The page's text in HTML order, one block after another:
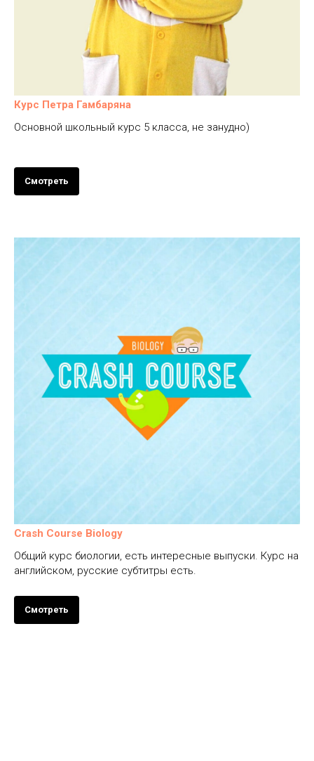
Курс Петра Гамбаряна
Основной школьный курс 5 класса, не занудно)
Смотреть
Crash Course Biology
Общий курс биологии, есть интересные выпуски. Курс на
английском, русские субтитры есть.
Смотреть